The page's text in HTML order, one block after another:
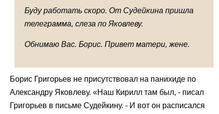
Буду работать скоро. От Судейкина пришла
телеграмма, слеза по Яковлеву.
Обнимаю Вас. Борис. Привет матери, жене.
Борис Григорьев не присутствовал на панихиде по
Александру Яковлеву. «Наш Кирилл там был, - писал
Григорьев в письме Судейкину. - И вот он расписался